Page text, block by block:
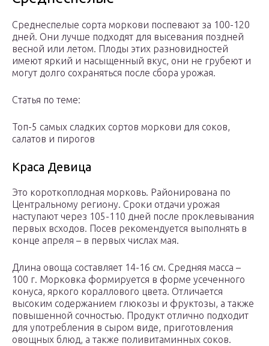
Среднеспелые сорта моркови поспевают за 100-120
дней. Они лучше подходят для высевания поздней
весной или летом. Плоды этих разновидностей
имеют яркий и насыщенный вкус, они не грубеют и
могут долго сохраняться после сбора урожая.
Статья по теме:
Топ-5 самых сладких сортов моркови для соков,
салатов и пирогов
Краса Девица
Это короткоплодная морковь. Районирована по
Центральному региону. Сроки отдачи урожая
наступают через 105-110 дней после проклевывания
первых всходов. Посев рекомендуется выполнять в
конце апреля – в первых числах мая.
Длина овоща составляет 14-16 см. Средняя масса –
100 г. Морковка формируется в форме усеченного
конуса, яркого кораллового цвета. Отличается
высоким содержанием глюкозы и фруктозы, а также
повышенной сочностью. Продукт отлично подходит
для употребления в сыром виде, приготовления
овощных блюд, а также поливитаминных соков.